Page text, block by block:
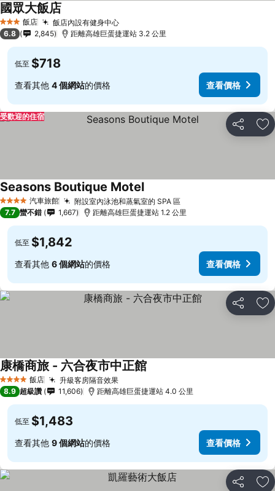
3 星級 飯店 飯店內設有健身中心
國眾大飯店
6.8 2,845 距離高雄巨蛋捷運站 3.2 公里
低至 $718
查看其他 4 個網站的價格 查看價格
分享 加
受歡迎的住宿
4 星級 汽車旅館 附設室內泳池和蒸氣室的 SPA 區
Seasons Boutique Motel
7.7 蠻不錯 1,667 距離高雄巨蛋捷運站 1.2 公里
低至 $1,842
查看其他 6 個網站的價格 查看價格
分享 加
4 星級 飯店 升級客房隔音效果
康橋商旅 - 六合夜市中正館
8.9 超級讚 11,606 距離高雄巨蛋捷運站 4.0 公里
低至 $1,483
查看其他 9 個網站的價格 查看價格
分享 加